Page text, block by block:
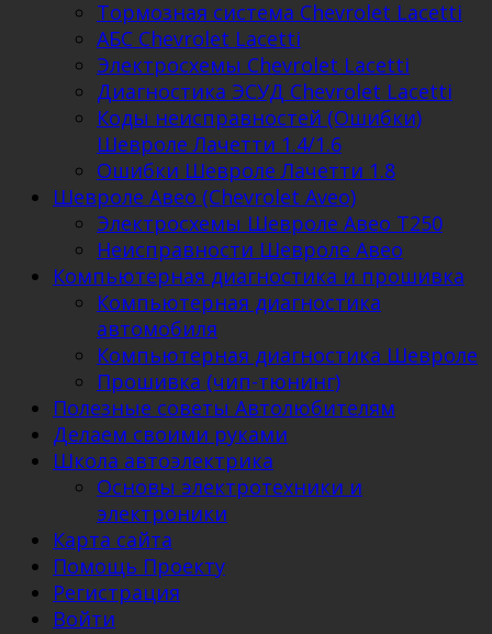
Тормозная система Chevrolet Lacetti
АБС Chevrolet Lacetti
Электросхемы Chevrolet Lacetti
Диагностика ЭСУД Chevrolet Lacetti
Коды неисправностей (Ошибки)
Шевроле Лачетти 1.4/1.6
Ошибки Шевроле Лачетти 1.8
Шевроле Авео (Chevrolet Aveo)
Электросхемы Шевроле Авео Т250
Неисправности Шевроле Авео
Компьютерная диагностика и прошивка
Компьютерная диагностика
автомобиля
Компьютерная диагностика Шевроле
Прошивка (чип-тюнинг)
Полезные советы Автолюбителям
Делаем своими руками
Школа автоэлектрика
Основы электротехники и
электроники
Карта сайта
Помощь Проекту
Регистрация
Войти